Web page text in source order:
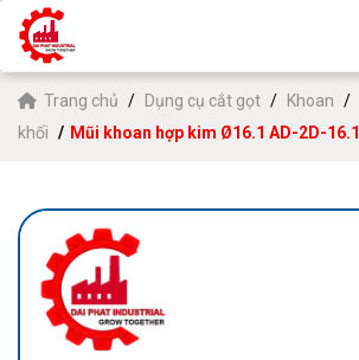
Trang chủ Dụng cụ cắt gọt Khoan
khối
Mũi khoan hợp kim Ø16.1 AD-2D-16.1